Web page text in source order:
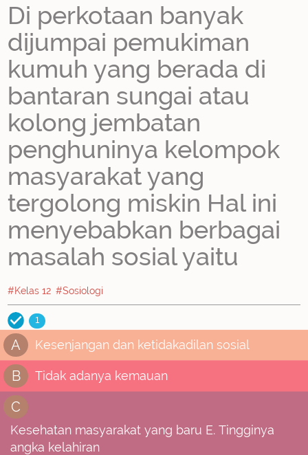
Di perkotaan banyak
dijumpai pemukiman
kumuh yang berada di
bantaran sungai atau
kolong jembatan
penghuninya kelompok
masyarakat yang
tergolong miskin Hal ini
menyebabkan berbagai
masalah sosial yaitu
#Kelas 12 #Sosiologi
1
A Kesenjangan dan ketidakadilan sosial
B Tidak adanya kemauan
C
Kesehatan masyarakat yang baru E. Tingginya
angka kelahiran